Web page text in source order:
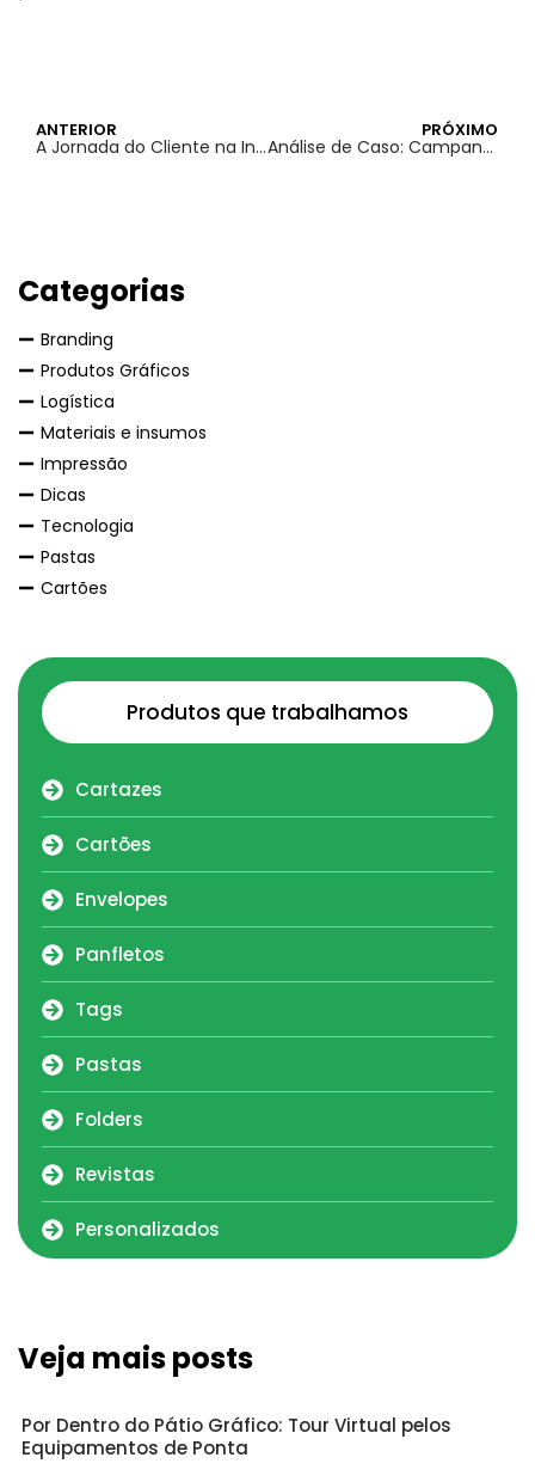
ANTERIOR
A Jornada do Cliente na Indústria Gráfica: Melhores Práticas para Satisfação
PRÓXIMO
Análise de Caso: Campanhas Bem-Sucedidas com Cartões de Visita
Categorias
Branding
Produtos Gráficos
Logística
Materiais e insumos
Impressão
Dicas
Tecnologia
Pastas
Cartões
Produtos que trabalhamos
Cartazes
Cartões
Envelopes
Panfletos
Tags
Pastas
Folders
Revistas
Personalizados
Veja mais posts
Por Dentro do Pátio Gráfico: Tour Virtual pelos
Equipamentos de Ponta